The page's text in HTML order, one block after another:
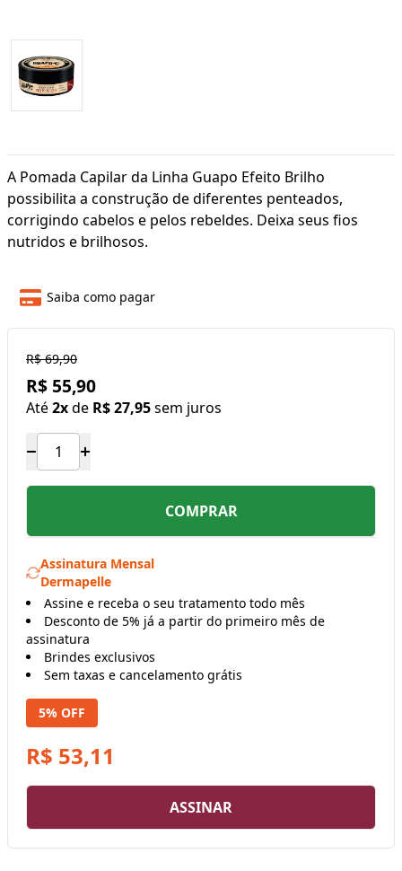
A Pomada Capilar da Linha Guapo Efeito Brilho
possibilita a construção de diferentes penteados,
corrigindo cabelos e pelos rebeldes. Deixa seus fios
nutridos e brilhosos.
Saiba como pagar
R$ 69,90
R$ 55,90
Até2xde R$ 27,95sem juros
COMPRAR
Assinatura Mensal
Dermapelle
Assine e receba o seu tratamento todo mês
Desconto de 5% já a partir do primeiro mês de
assinatura
Brindes exclusivos
Sem taxas e cancelamento grátis
5% OFF
R$ 53,11
ASSINAR